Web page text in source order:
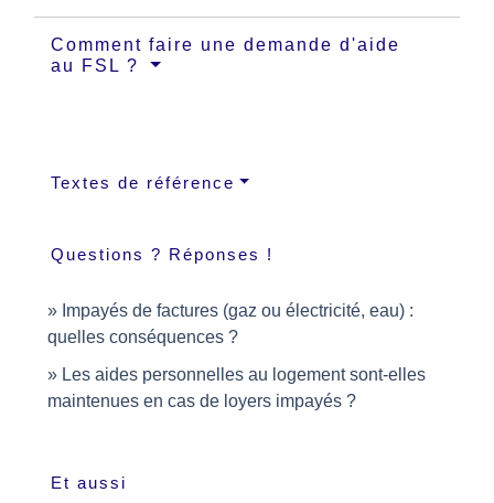
Comment faire une demande d'aide
au FSL ?
Textes de référence
Questions ? Réponses !
Impayés de factures (gaz ou électricité, eau) :
quelles conséquences ?
Les aides personnelles au logement sont-elles
maintenues en cas de loyers impayés ?
Et aussi